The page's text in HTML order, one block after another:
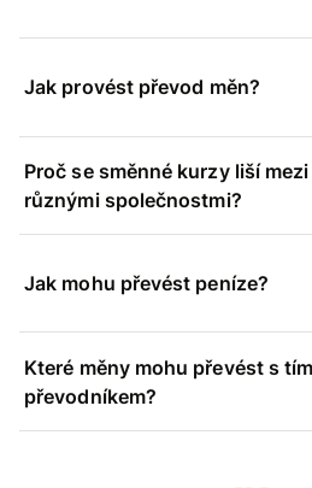
Jak provést převod měn?
Proč se směnné kurzy liší mezi
různými společnostmi?
Jak mohu převést peníze?
Které měny mohu převést s
převodníkem?